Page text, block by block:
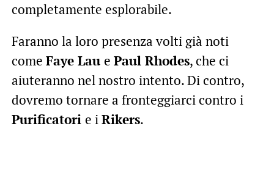
completamente esplorabile.
Faranno la loro presenza volti già noti
come Faye Lau e Paul Rhodes, che ci
aiuteranno nel nostro intento. Di contro,
dovremo tornare a fronteggiarci contro i
Purificatori e iRikers.